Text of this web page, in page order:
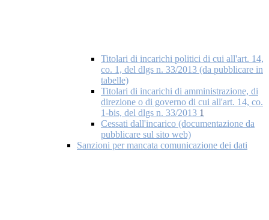
Titolari di incarichi politici di cui all'art. 14,
co. 1, del dlgs n. 33/2013 (da pubblicare in
tabelle)
Titolari di incarichi di amministrazione, di
direzione o di governo di cui all'art. 14, co.
1-bis, del dlgs n. 33/2013 1
Cessati dall'incarico (documentazione da
pubblicare sul sito web)
Sanzioni per mancata comunicazione dei dati